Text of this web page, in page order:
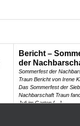
Bericht –
der
Sommerfest der
Traun Bericht von Irene
Das Sommerfest der
Nachbarschaft Traun
Juli im Garten […]